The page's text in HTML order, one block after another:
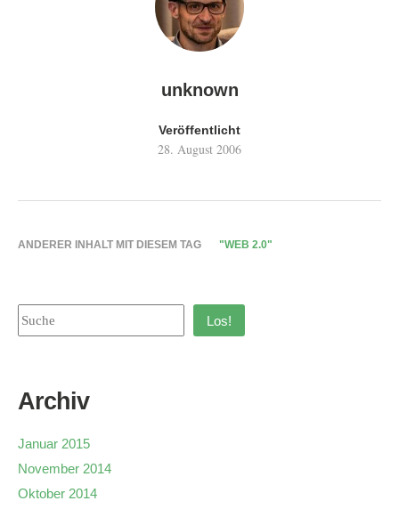
unknown
Veröffentlicht
28. August 2006
ANDERER INHALT MIT DIESEM TAG "WEB 2.0"
Los!
Archiv
Januar 2015
November 2014
Oktober 2014